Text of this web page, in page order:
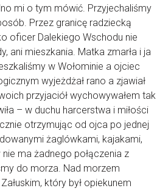
mi o tym mówić. Przyjechaliśmy
Przez granicę radziecką
oficer Dalekiego Wschodu nie
ani mieszkania. Matka zmarła i ja
w Wołominie a ojciec
wyjeżdżał rano a zjawiał
przyjaciół wychowywałem tak
– w duchu harcerstwa i miłości
otrzymując od ojca po jednej
żaglówkami, kajakami,
ma żadnego połączenia z
do morza. Nad morzem
który był opiekunem